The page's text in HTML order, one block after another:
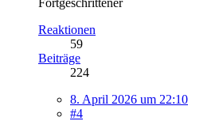
Reaktionen
59
Beiträge
224
8. April 2026 um 22:10
#4